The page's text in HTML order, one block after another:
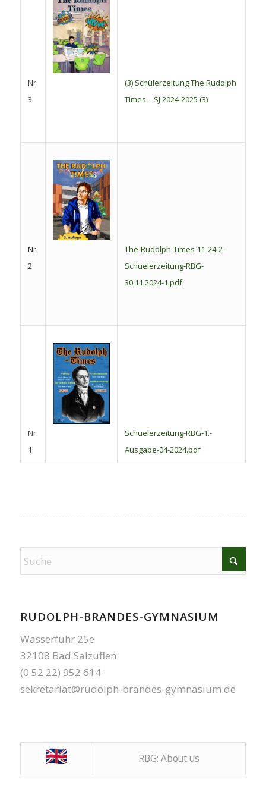
Nr.
3
(3) Schülerzeitung The Rudolph
Times – SJ 2024-2025 (3)
Nr.
2
The-Rudolph-Times-11-24-2-
Schuelerzeitung-RBG-
30.11.2024-1.pdf
Nr.
1
Schuelerzeitung-RBG-1.-
Ausgabe-04-2024.pdf
RUDOLPH-BRANDES-GYMNASIUM
Wasserfuhr 25e
32108 Bad Salzuflen
(0 52 22) 952 614
sekretariat@rudolph-brandes-gymnasium.de
RBG: About us